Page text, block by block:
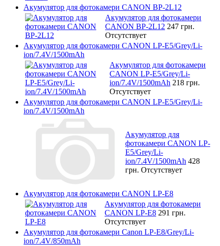
Акумулятор для фотокамери CANON BP-2L12
Акумулятор для фотокамери
CANON BP-2L12 247 грн.
Отсутствует
Акумулятор для фотокамери CANON LP-E5/Grey/Li-
ion/7.4V/1500mAh
Акумулятор для фотокамери
CANON LP-E5/Grey/Li-
ion/7.4V/1500mAh 218 грн.
Отсутствует
Акумулятор для фотокамери CANON LP-E5/Grey/Li-
ion/7.4V/1500mAh
Акумулятор для
фотокамери CANON LP-
E5/Grey/Li-
ion/7.4V/1500mAh 428
грн. Отсутствует
Акумулятор для фотокамери CANON LP-E8
Акумулятор для фотокамери
CANON LP-E8 291 грн.
Отсутствует
Акумулятор для фотокамери Canon LP-E8/Grey/Li-
ion/7.4V/850mAh